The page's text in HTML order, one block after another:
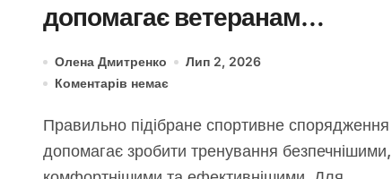
допомагає ветеранам
підтримувати фізичну форму
та якість життя
Олена Дмитренко
Лип 2, 2026
Коментарів немає
Правильно підібране спортивне спорядження
допомагає зробити тренування безпечнішими,